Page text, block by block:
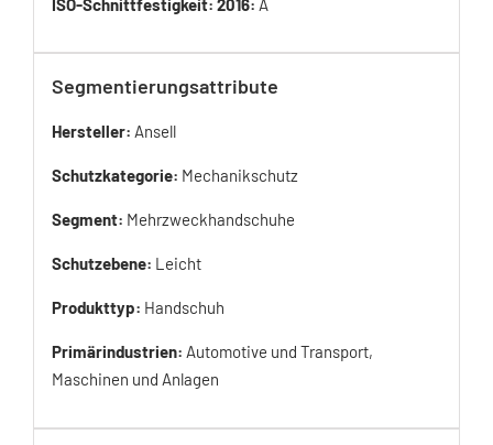
ISO-Schnittfestigkeit: 2016: A
Segmentierungsattribute
Hersteller: Ansell
Schutzkategorie: Mechanikschutz
Segment: Mehrzweckhandschuhe
Schutzebene: Leicht
Produkttyp: Handschuh
Primärindustrien: Automotive und Transport,
Maschinen und Anlagen